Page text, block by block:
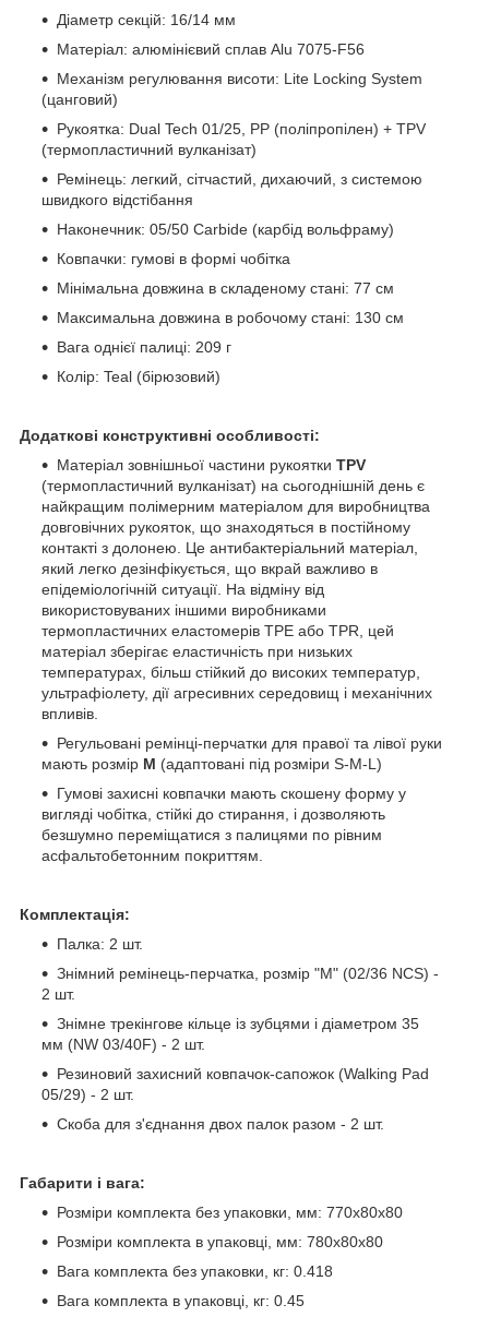
Діаметр секцій: 16/14 мм
Матеріал: алюмінієвий сплав Alu 7075-F56
Механізм регулювання висоти: Lite Locking System
(цанговий)
Рукоятка: Dual Tech 01/25, PP (поліпропілен) + TPV
(термопластичний вулканізат)
Ремінець: легкий, сітчастий, дихаючий, з системою
швидкого відстібання
Наконечник: 05/50 Carbide (карбід вольфраму)
Ковпачки: гумові в формі чобітка
Мінімальна довжина в складеному стані: 77 см
Максимальна довжина в робочому стані: 130 см
Вага однієї палиці: 209 г
Колір: Teal (бірюзовий)
Додаткові конструктивні особливості:
Матеріал зовнішньої частини рукоятки TPV
(термопластичний вулканізат) на сьогоднішній день є
найкращим полімерним матеріалом для виробництва
довговічних рукояток, що знаходяться в постійному
контакті з долонею. Це антибактеріальний матеріал,
який легко дезінфікується, що вкрай важливо в
епідеміологічній ситуації. На відміну від
використовуваних іншими виробниками
термопластичних еластомерів TPE або TPR, цей
матеріал зберігає еластичність при низьких
температурах, більш стійкий до високих температур,
ультрафіолету, дії агресивних середовищ і механічних
впливів.
Регульовані ремінці-перчатки для правої та лівої руки
мають розмір M (адаптовані під розміри S-M-L)
Гумові захисні ковпачки мають скошену форму у
вигляді чобітка, стійкі до стирання, і дозволяють
безшумно переміщатися з палицями по рівним
асфальтобетонним покриттям.
Комплектація:
Палка: 2 шт.
Знімний ремінець-перчатка, розмір "M" (02/36 NCS) -
2 шт.
Знімне трекінгове кільце із зубцями і діаметром 35
мм (NW 03/40F) - 2 шт.
Резиновий захисний ковпачок-сапожок (Walking Pad
05/29) - 2 шт.
Скоба для з'єднання двох палок разом - 2 шт.
Габарити і вага:
Розміри комплекта без упаковки, мм: 770х80х80
Розміри комплекта в упаковці, мм: 780х80х80
Вага комплекта без упаковки, кг: 0.418
Вага комплекта в упаковці, кг: 0.45